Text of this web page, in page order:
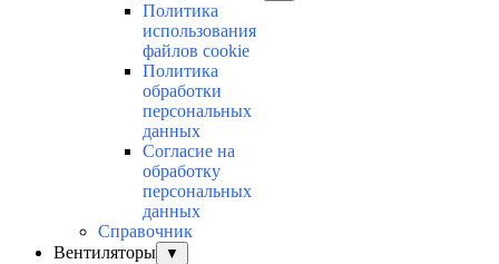
Политика
использования
файлов cookie
Политика
обработки
персональных
данных
Согласие на
обработку
персональных
данных
Справочник
Вентиляторы
▼